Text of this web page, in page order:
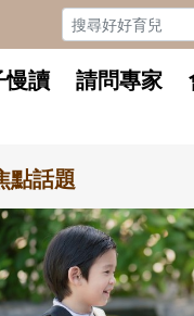
慢讀 請問專家
點話題
和孩子
懂父親